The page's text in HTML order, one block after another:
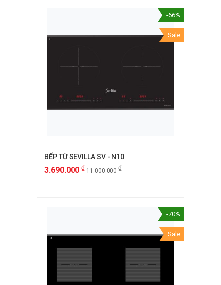
-66%
Sale
BẾP TỪ SEVILLA SV - N10
3.690.000 ₫ 11.000.000₫
-70%
Sale